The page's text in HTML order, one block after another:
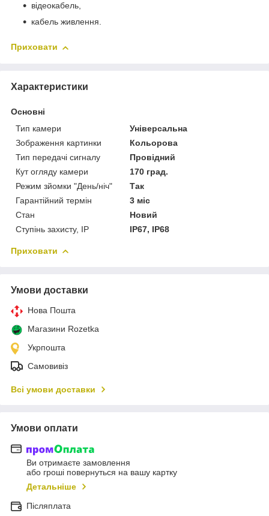
відеокабель,
кабель живлення.
Приховати
Характеристики
Основні
Тип камери
Універсальна
Зображення картинки
Кольорова
Тип передачі сигналу
Провідний
Кут огляду камери
170 град.
Режим зйомки "День/ніч"
Так
Гарантійний термін
3 міс
Стан
Новий
Ступінь захисту, IP
IP67, IP68
Приховати
Умови доставки
Нова Пошта
Магазини Rozetka
Укрпошта
Самовивіз
Всі умови доставки
Умови оплати
Ви отримаєте замовлення
або гроші повернуться на вашу картку
Детальніше
Післяплата